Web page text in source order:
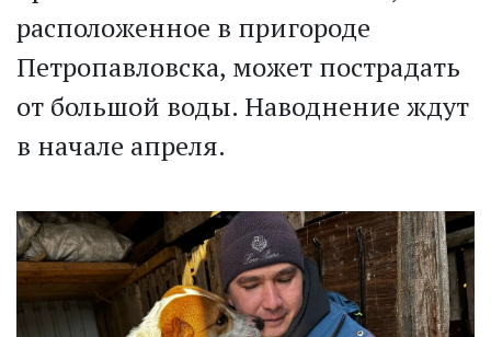
расположенное в пригороде
Петропавловска, может пострадать
от большой воды. Наводнение ждут
в начале апреля.